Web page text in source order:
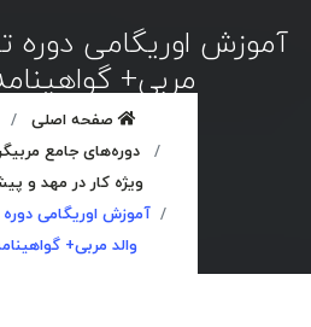
آموزش اوریگامی دوره
مربی+
صفحه اصلی
دوره‌های جامع
ویژه کار در مهد و
آموزش اوریگامی
والد مربی+